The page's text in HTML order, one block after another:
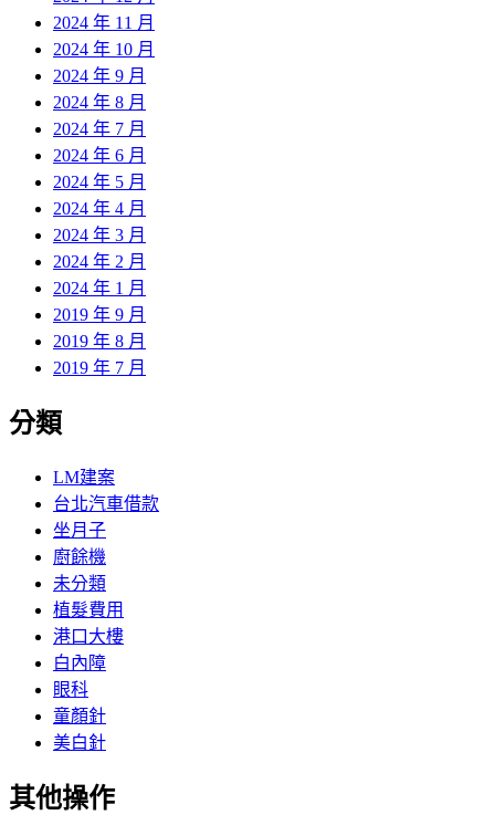
2024 年 11 月
2024 年 10 月
2024 年 9 月
2024 年 8 月
2024 年 7 月
2024 年 6 月
2024 年 5 月
2024 年 4 月
2024 年 3 月
2024 年 2 月
2024 年 1 月
2019 年 9 月
2019 年 8 月
2019 年 7 月
分類
LM建案
台北汽車借款
坐月子
廚餘機
未分類
植髮費用
港口大樓
白內障
眼科
童顏針
美白針
其他操作